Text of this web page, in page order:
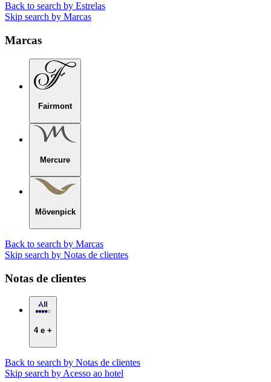
Back to search by Estrelas
Skip search by Marcas
Marcas
Fairmont
Mercure
Mövenpick
Back to search by Marcas
Skip search by Notas de clientes
Notas de clientes
4 e +
Back to search by Notas de clientes
Skip search by Acesso ao hotel